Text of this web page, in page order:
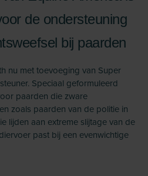
de ondersteuning
bij paarden
nu met toevoeging van Super
Speciaal geformuleerd
paarden die zware
zoals paarden van de politie in
lijden aan extreme slijtage van de
past bij een evenwichtige